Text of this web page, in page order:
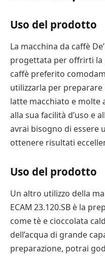
Uso del prodotto
La macchina da caffè
progettata per offrirti la
caffè preferito
utilizzarla per preparare
latte macchiato e molte
alla sua facilità d’uso e
avrai bisogno di essere
ottenere risultati
Uso del prodotto
Un altro utilizzo della
ECAM 23.120.SB è la
come tè e cioccolata
dell’acqua di grande
preparazione, potrai